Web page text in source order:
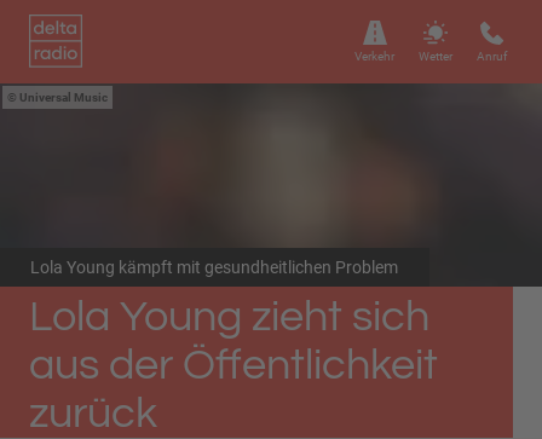
Verkehr Wetter Anruf
Universal Music
Lola Young kämpft mit gesundheitlichen Problem
Lola Young zieht sich
aus der Öffentlichkeit
zurück